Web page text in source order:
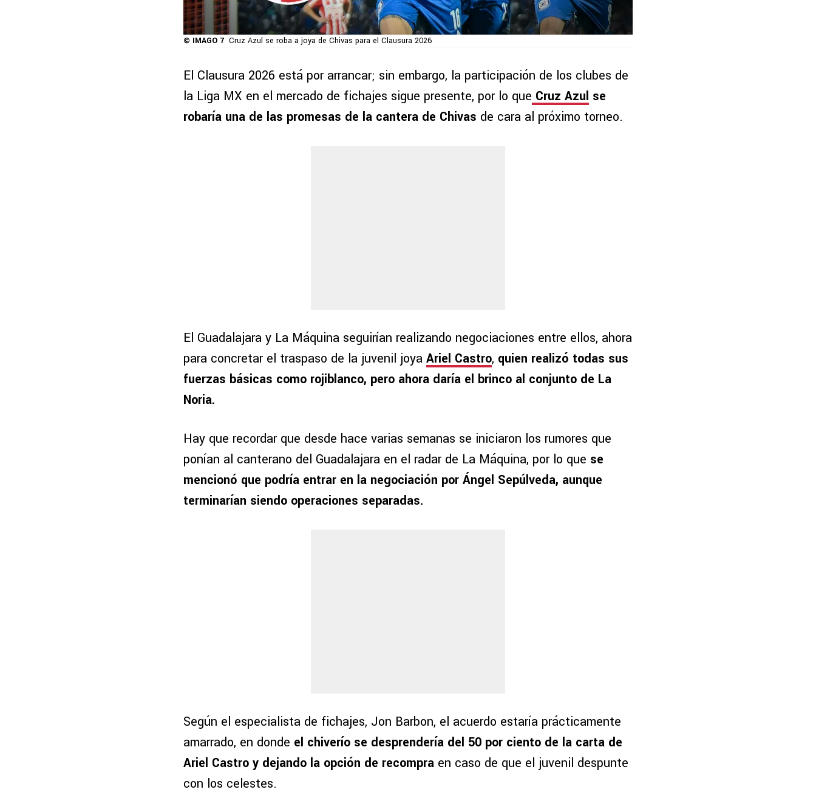
© IMAGO 7 Cruz Azul se roba a joya de Chivas para el Clausura 2026
El Clausura 2026 está por arrancar; sin embargo, la participación de los clubes de
la Liga MX en el mercado de fichajes sigue presente, por lo que Cruz Azul se
robaría una de las promesas de la cantera de Chivas de cara al próximo torneo.
El Guadalajara y La Máquina seguirían realizando negociaciones entre ellos, ahora
para concretar el traspaso de la juvenil joya Ariel Castro, quien realizó todas sus
fuerzas básicas como rojiblanco, pero ahora daría el brinco al conjunto de La
Noria.
Hay que recordar que desde hace varias semanas se iniciaron los rumores que
ponían al canterano del Guadalajara en el radar de La Máquina, por lo que se
mencionó que podría entrar en la negociación por Ángel Sepúlveda, aunque
terminarían siendo operaciones separadas.
Según el especialista de fichajes, Jon Barbon, el acuerdo estaría prácticamente
amarrado, en donde el chiverío se desprendería del 50 por ciento de la carta de
Ariel Castro y dejando la opción de recompra en caso de que el juvenil despunte
con los celestes.